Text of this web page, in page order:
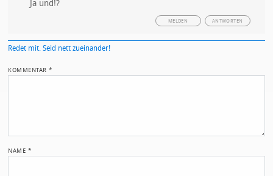
Ja und!?
ANTWORTEN
MELDEN
Redet mit. Seid nett zueinander!
KOMMENTAR*
NAME *